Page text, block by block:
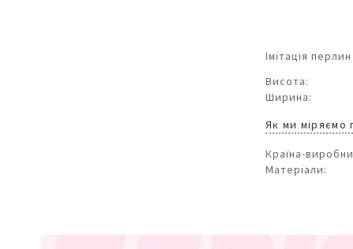
Імітація перлин
Висота:
Ширина:
Як ми міряємо
Країна-
Матеріали: